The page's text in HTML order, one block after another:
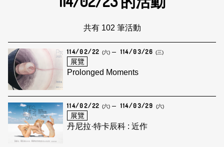
共有 102 筆活動
114/02/22 (六) 114/03/26 (三)
展覽
Prolonged Moments
114/02/22 (六) 114/03/29 (六)
展覽
丹尼拉·特卡辰科 : 近作